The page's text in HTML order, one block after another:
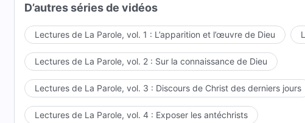
D’autres séries de vidéos
Lectures de La Parole, vol. 1 : L’apparition et l’œuvre de Dieu
Lectures de La Parole, vol. 2 : Sur la connaissance de Dieu
Lectures de La Parole, vol. 3 : Discours de Christ des derniers jours
Lectures de La Parole, vol. 4 : Exposer les antéchrists